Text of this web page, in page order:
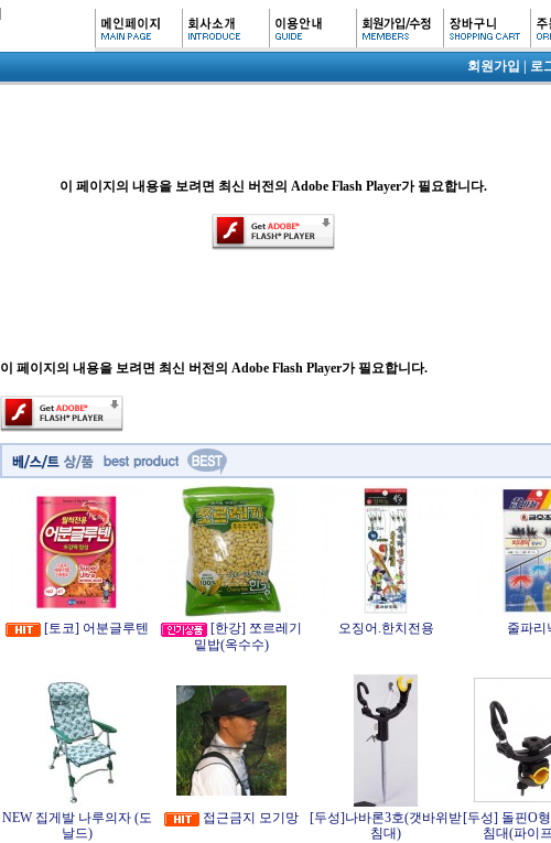
회원가입 로
이 페이지의 내용을 보려면 최신 버전의 Adobe Flash Player가 필요합니다.
이 페이지의 내용을 보려면 최신 버전의 Adobe Flash Player가 필요합니다.
[토코] 어분글루텐
[한강] 쪼르레기
밑밥(옥수수)
오징어.한치전용 줄파리
NEW 집게발 나루의자 (도
날드)
접근금지 모기망
[두성]나바론3호(갯바위받
침대)
[두성] 돌핀O
침대(파이